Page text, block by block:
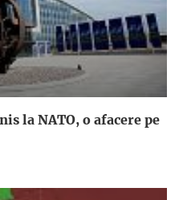
la NATO, o afacere pe